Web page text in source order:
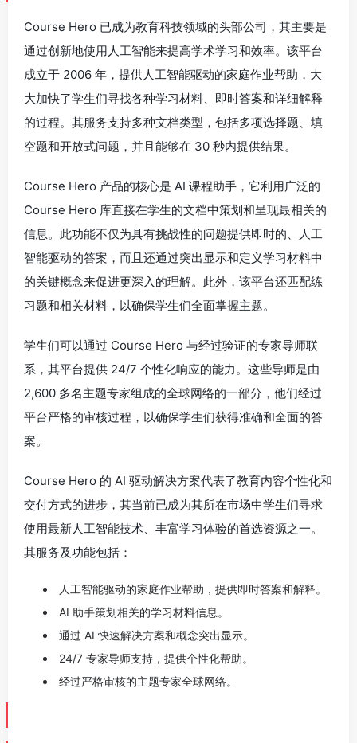
Course Hero 已成为教育科技领域的头部公司，其主要是
通过创新地使用人工智能来提高学术学习和效率。该平台
成立于 2006 年，提供人工智能驱动的家庭作业帮助，大
大加快了学生们寻找各种学习材料、即时答案和详细解释
的过程。其服务支持多种文档类型，包括多项选择题、填
空题和开放式问题，并且能够在 30 秒内提供结果。
Course Hero 产品的核心是 AI 课程助手，它利用广泛的
Course Hero 库直接在学生的文档中策划和呈现最相关的
信息。此功能不仅为具有挑战性的问题提供即时的、人工
智能驱动的答案，而且还通过突出显示和定义学习材料中
的关键概念来促进更深入的理解。此外，该平台还匹配练
习题和相关材料，以确保学生们全面掌握主题。
学生们可以通过 Course Hero 与经过验证的专家导师联
系，其平台提供 24/7 个性化响应的能力。这些导师是由
2,600 多名主题专家组成的全球网络的一部分，他们经过
平台严格的审核过程，以确保学生们获得准确和全面的答
案。
Course Hero 的 AI 驱动解决方案代表了教育内容个性化和
交付方式的进步，其当前已成为其所在市场中学生们寻求
使用最新人工智能技术、丰富学习体验的首选资源之一。
其服务及功能包括：
人工智能驱动的家庭作业帮助，提供即时答案和解释。
AI 助手策划相关的学习材料信息。
通过 AI 快速解决方案和概念突出显示。
24/7 专家导师支持，提供个性化帮助。
经过严格审核的主题专家全球网络。